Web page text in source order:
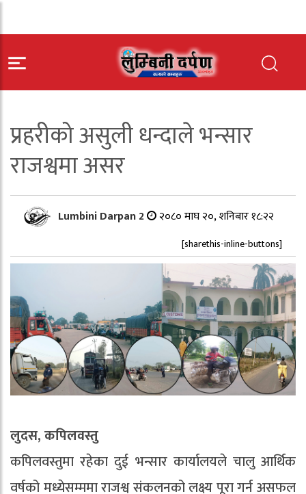
प्रहरीको असुली धन्दाले भन्सार
राजश्वमा असर
Lumbini Darpan 2 २०८० माघ २०, शनिबार १८:२२
[sharethis-inline-buttons]
लुदस, कपिलवस्तु
कपिलवस्तुमा रहेका दुई भन्सार कार्यालयले चालु आर्थिक
वर्षको मध्येसम्ममा राजश्व संकलनको लक्ष्य पूरा गर्न असफल